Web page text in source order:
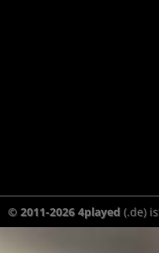
© 2011-2026 4played (.de)